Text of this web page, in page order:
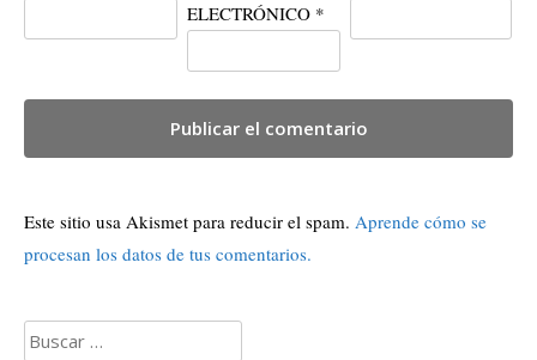
ELECTRÓNICO *
Este sitio usa Akismet para reducir el spam. Aprende cómo se
procesan los datos de tus comentarios.
Buscar: